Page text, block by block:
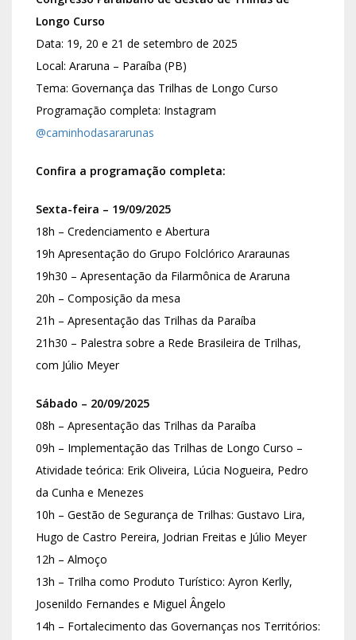
Longo Curso
Data: 19, 20 e 21 de setembro de 2025
Local: Araruna – Paraíba (PB)
Tema: Governança das Trilhas de Longo Curso
Programação completa: Instagram
@caminhodasararunas
Confira a programação completa:
Sexta-feira – 19/09/2025
18h – Credenciamento e Abertura
19h Apresentação do Grupo Folclórico Araraunas
19h30 – Apresentação da Filarmônica de Araruna
20h – Composição da mesa
21h – Apresentação das Trilhas da Paraíba
21h30 – Palestra sobre a Rede Brasileira de Trilhas,
com Júlio Meyer
Sábado – 20/09/2025
08h – Apresentação das Trilhas da Paraíba
09h – Implementação das Trilhas de Longo Curso –
Atividade teórica: Erik Oliveira, Lúcia Nogueira, Pedro
da Cunha e Menezes
10h – Gestão de Segurança de Trilhas: Gustavo Lira,
Hugo de Castro Pereira, Jodrian Freitas e Júlio Meyer
12h – Almoço
13h – Trilha como Produto Turístico: Ayron Kerlly,
Josenildo Fernandes e Miguel Ângelo
14h – Fortalecimento das Governanças nos Territórios: